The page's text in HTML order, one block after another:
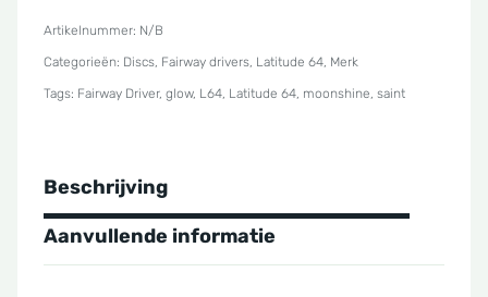
Saint
aantal
Artikelnummer: N/B
Categorieën: Discs, Fairway drivers, Latitude 64, Merk
Tags: Fairway Driver, glow, L64, Latitude 64, moonshine, saint
Beschrijving
Aanvullende informatie